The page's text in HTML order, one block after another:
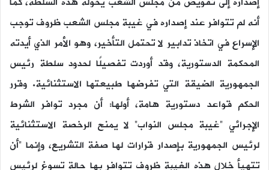
أنه لم تتوافر عند إصداره في غيبة مجلس الشعب ظروف توجب
الإسراع في اتخاذ تدابير لا تحتمل التأخير، وهو الأمر الذي أيدته
المحكمة الدستورية، وقد أوردت تفصيلًا لحدود سلطة رئيس
الجمهورية الضيقة التي تفرضها طبيعتها الاستثنائية. وقرر
الحكم قواعد دستورية هامة، أولها: أن مجرد توافر الشرط
الإجرائي “غيبة مجلس النواب” لا يمنح الرخصة الاستثنائية
لرئيس الجمهورية بإصدار قرارات لها صفة التشريع، وإنما “أن
تتهيأ خلال هذه الغيبة ظروف تتوافر بها حالة تسوغ لرئيس